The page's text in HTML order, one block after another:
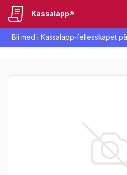
Bli med i Kassalapp-fellesskapet på
Kassalapp®